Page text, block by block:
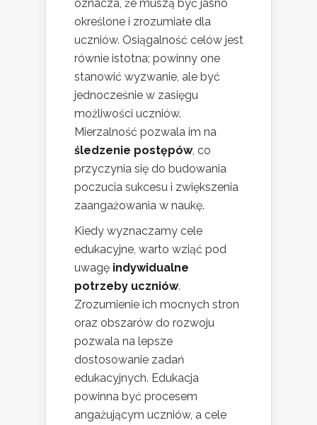
oznacza, że muszą być jasno
określone i zrozumiałe dla
uczniów. Osiągalność celów jest
równie istotna; powinny one
stanowić wyzwanie, ale być
jednocześnie w zasięgu
możliwości uczniów.
Mierzalność pozwala im na
śledzenie postępów, co
przyczynia się do budowania
poczucia sukcesu i zwiększenia
zaangażowania w naukę.
Kiedy wyznaczamy cele
edukacyjne, warto wziąć pod
uwagę indywidualne
potrzeby uczniów.
Zrozumienie ich mocnych stron
oraz obszarów do rozwoju
pozwala na lepsze
dostosowanie zadań
edukacyjnych. Edukacja
powinna być procesem
angażującym uczniów, a cele